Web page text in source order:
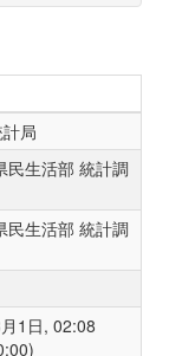
局
民生活部 統計調
民生活部 統計調
1日, 02:08